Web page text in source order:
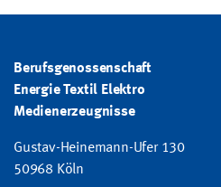
Berufsgenossenschaft
Energie Textil Elektro
Medienerzeugnisse
Gustav-Heinemann-Ufer 130
50968 Köln